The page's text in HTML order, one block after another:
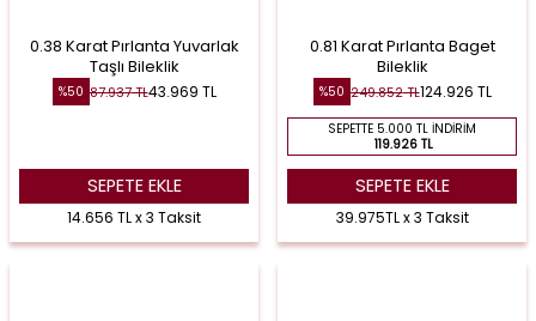
0.38 Karat Pırlanta Yuvarlak
Taşlı Bileklik
%50 87.937TL43.969 TL
SEPETE EKLE
14.656 TL x 3 Taksit
0.81 Karat Pırlanta Baget
Bileklik
%50 249.852TL124.926 TL
SEPETTE 5.000 TL İNDIRIM
119.926 TL
SEPETE EKLE
39.975TL x 3 Taksit